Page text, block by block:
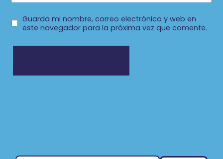
Guarda mi nombre, correo electrónico y web en
este navegador para la próxima vez que comente.